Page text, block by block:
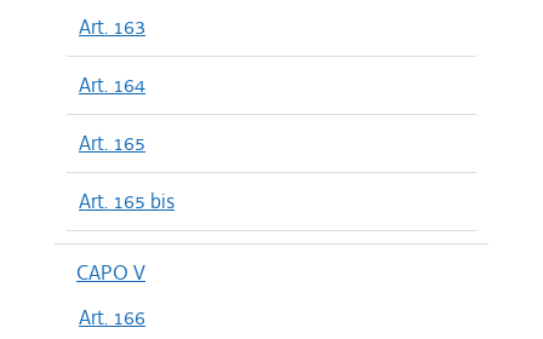
Art. 163
Art. 164
Art. 165
Art. 165 bis
CAPO V
Art. 166